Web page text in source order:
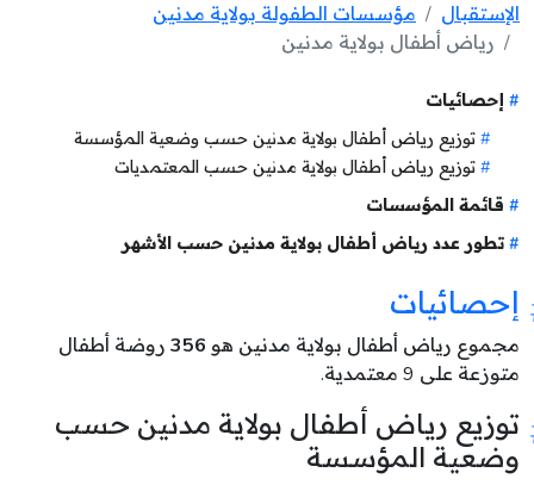
الإستقبال
مؤسسات الطفولة بولاية مدنين
رياض أطفال بولاية مدنين
إحصائيات
توزيع رياض أطفال بولاية مدنين حسب وضعية المؤسسة
توزيع رياض أطفال بولاية مدنين حسب المعتمديات
قائمة المؤسسات
تطور عدد رياض أطفال بولاية مدنين حسب الأشهر
إحصائيات
مجموع رياض أطفال بولاية مدنين هو 356 روضة أطفال
متوزعة على 9 معتمدية.
توزيع رياض أطفال بولاية مدنين حسب
وضعية المؤسسة